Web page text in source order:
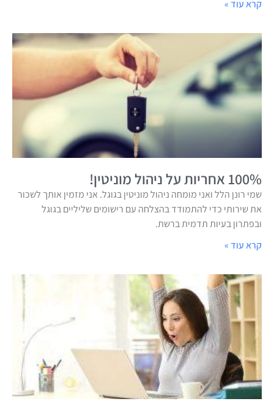
קרא עוד »
100% אחריות על ניהול מוניטין!
שמי רונן הלל ואני מומחה ניהול מוניטין בגוגל. אני מזמין אותך לשכור
את שירותי כדי להתמודד בהצלחה עם רישומים שליליים בגוגל
ובפתרון בעיות תדמית ברשת.
קרא עוד »